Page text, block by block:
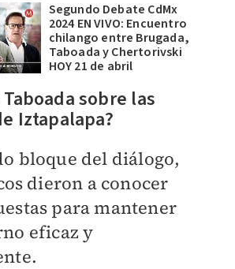
Segundo Debate CdMx
2024 EN VIVO: Encuentro
chilango entre Brugada,
Taboada y Chertorivski
HOY 21 de abril
sobre las
Iztapalapa?
bloque del diálogo,
dieron a conocer
para mantener
eficaz y